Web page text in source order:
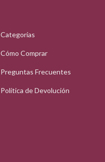
Categorías
Cómo Comprar
Preguntas Frecuentes
Política de Devolución